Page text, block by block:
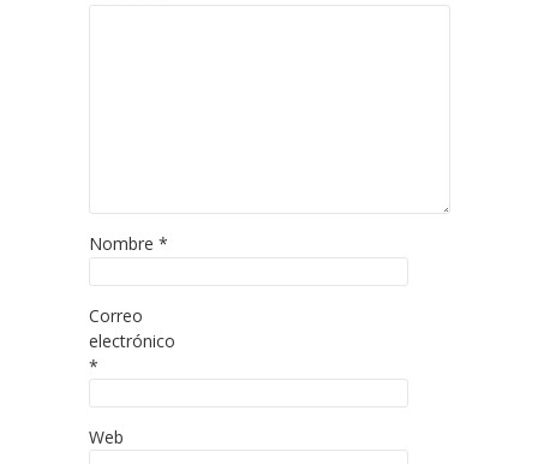
Nombre *
Correo
electrónico
*
Web